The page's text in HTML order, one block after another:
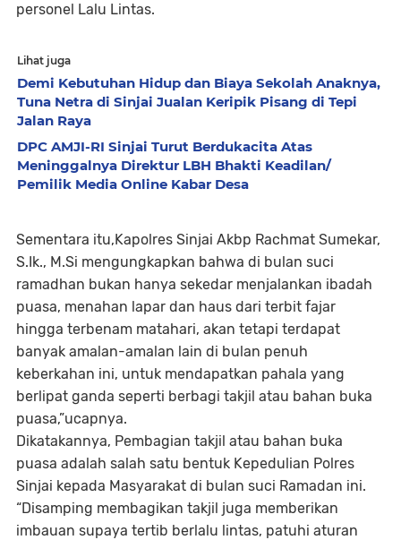
personel Lalu Lintas.
Lihat juga
Demi Kebutuhan Hidup dan Biaya Sekolah Anaknya,
Tuna Netra di Sinjai Jualan Keripik Pisang di Tepi
Jalan Raya
DPC AMJI-RI Sinjai Turut Berdukacita Atas
Meninggalnya Direktur LBH Bhakti Keadilan/
Pemilik Media Online Kabar Desa
Sementara itu,Kapolres Sinjai Akbp Rachmat Sumekar,
S.Ik., M.Si mengungkapkan bahwa di bulan suci
ramadhan bukan hanya sekedar menjalankan ibadah
puasa, menahan lapar dan haus dari terbit fajar
hingga terbenam matahari, akan tetapi terdapat
banyak amalan-amalan lain di bulan penuh
keberkahan ini, untuk mendapatkan pahala yang
berlipat ganda seperti berbagi takjil atau bahan buka
puasa,”ucapnya.
Dikatakannya, Pembagian takjil atau bahan buka
puasa adalah salah satu bentuk Kepedulian Polres
Sinjai kepada Masyarakat di bulan suci Ramadan ini.
“Disamping membagikan takjil juga memberikan
imbauan supaya tertib berlalu lintas, patuhi aturan